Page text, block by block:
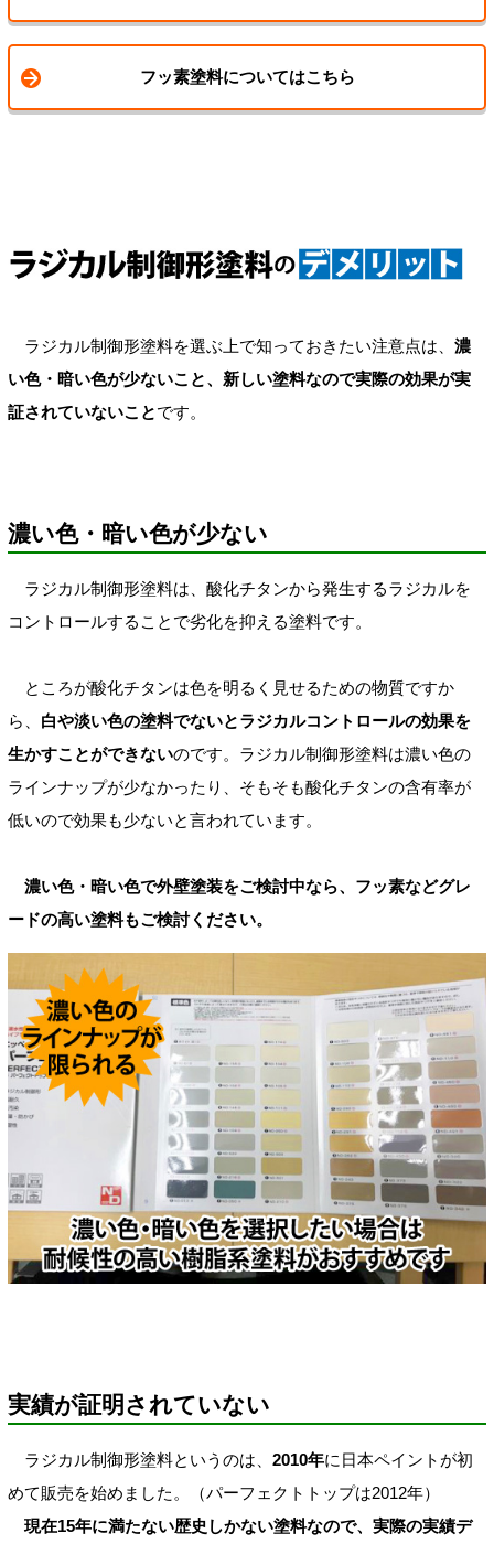
フッ素塗料についてはこちら
ラジカル制御形塗料を選ぶ上で知っておきたい注意点は、 濃
い色・暗い色が少ないこと、新しい塗料なので実際の効果が実
証されていないことです。
濃い色・暗い色が少ない
ラジカル制御形塗料は、酸化チタンから発生するラジカルを
コントロールすることで劣化を抑える塗料です。
ところが酸化チタンは色を明るく見せるための物質ですか
ら、 白や淡い色の塗料でないとラジカルコントロールの効果を
生かすことができないのです。ラジカル制御形塗料は濃い色の
ラインナップが少なかったり、そもそも酸化チタンの含有率が
低いので効果も少ないと言われています。
濃い色・暗い色で外壁塗装をご検討中なら、フッ素などグレ
ードの高い塗料もご検討ください。
実績が証明されていない
ラジカル制御形塗料というのは、 2010年に日本ペイントが初
めて販売を始めました。（パーフェクトトップは2012年）
現在15年に満たない歴史しかない塗料なので、実際の実績デ